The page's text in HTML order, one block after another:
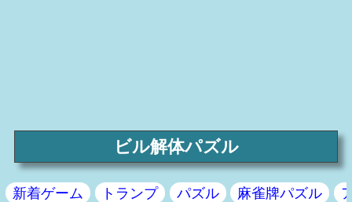
ビル解体パズル
新着ゲーム トランプ パズル 麻雀牌パズル